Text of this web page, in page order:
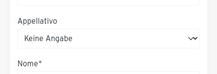
Appellativo
Nome*